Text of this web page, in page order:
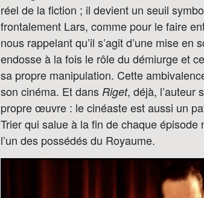
réel de la fiction ; il devient un seuil
frontalement Lars, comme pour le faire
nous rappelant qu’il s’agit d’une mise
endosse à la fois le rôle du démiurge et
sa propre manipulation. Cette
son cinéma. Et dans Riget, déjà, l’auteur
propre œuvre : le cinéaste est aussi un
Trier qui salue à la fin de chaque épisode
l’un des possédés du Royaume.